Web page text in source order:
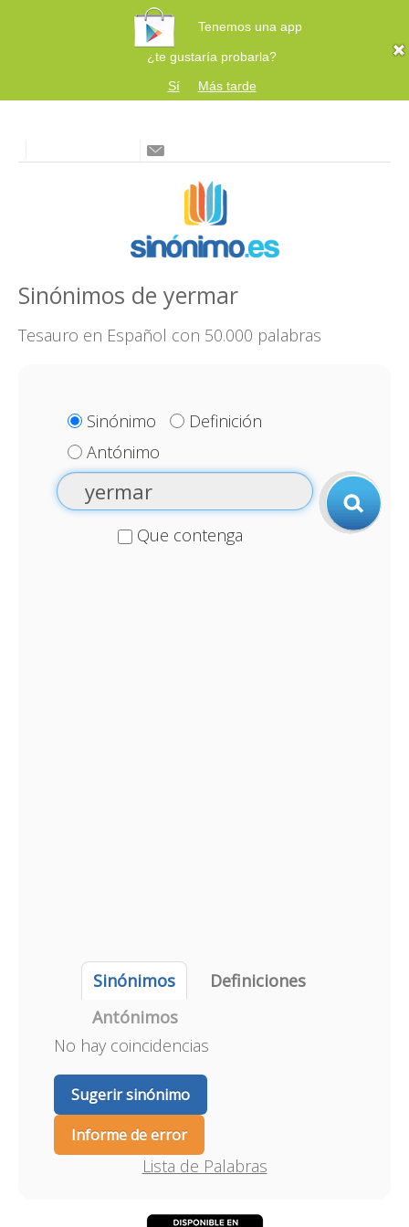
Tenemos una app
¿te gustaría probarla?
Sí
Más tarde
Sinónimos de yermar
Tesauro en Español con 50.000 palabras
Sinónimo
Definición
Antónimo
Que contenga
Sinónimos
Definiciones
Antónimos
No hay coincidencias
Sugerir sinónimo
Informe de error
Lista de Palabras